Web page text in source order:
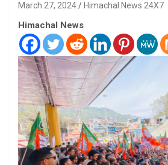
March 27, 2024 Himachal News 24X7
Himachal News